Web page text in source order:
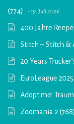
(774)
19. Juli 2026
400 Jahre
Stitch – Stitch &
20 Years
EuroLeague
Adopt me!
Zoomania 2 (768)